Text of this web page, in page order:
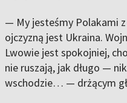
— My jesteśmy Polakami
ojczyzną jest Ukraina.
Lwowie jest spokojniej,
nie ruszają, jak długo —
wschodzie… — drżącym